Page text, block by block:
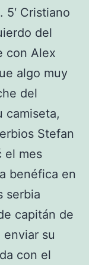
Cristiano
del
con Alex
algo muy
del
camiseta,
Stefan
el mes
benéfica en
serbia
capitán de
su
con el